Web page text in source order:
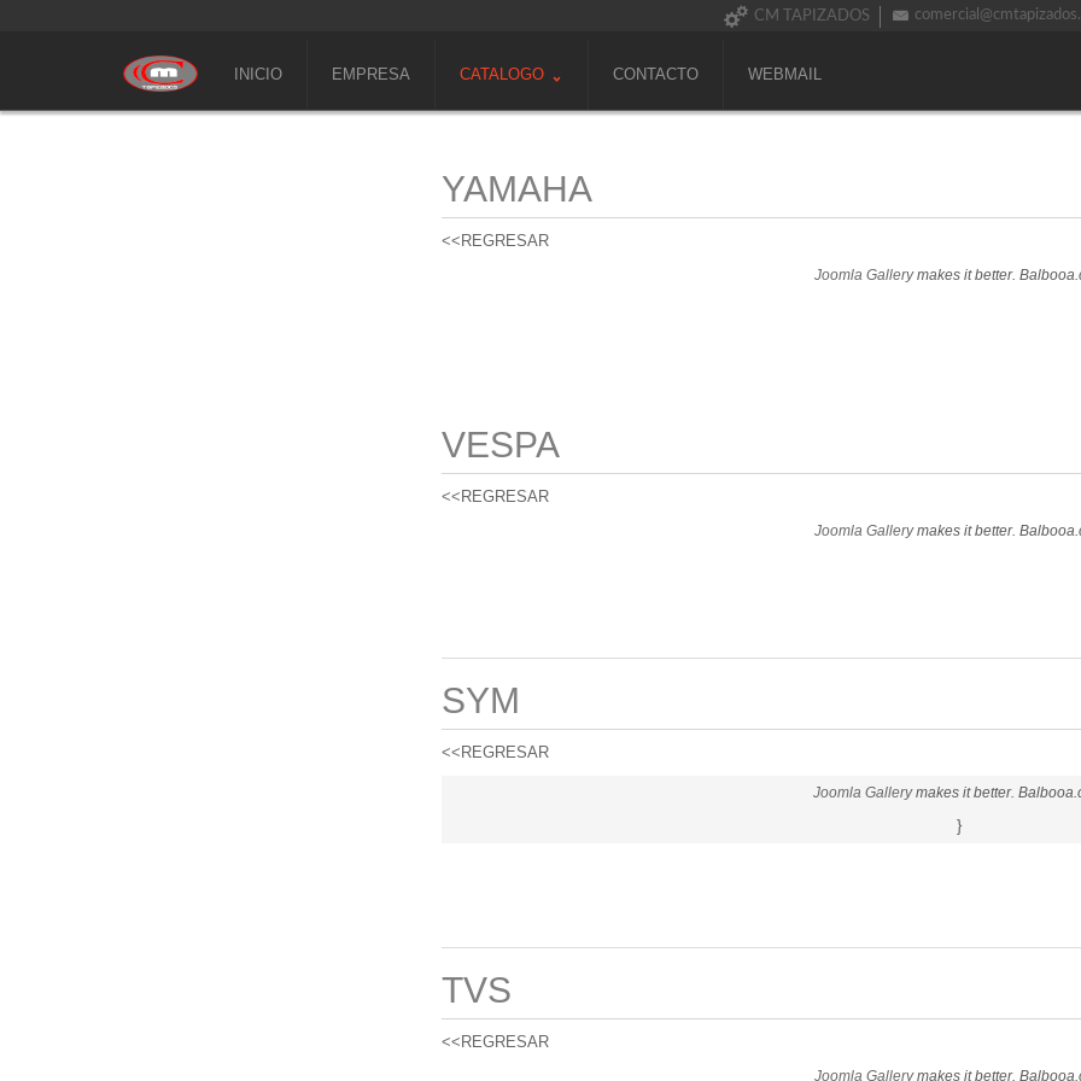
CM TAPIZADOS
INICIO EMPRESA CATALOGO CONTACTO WEBMAIL
YAMAHA
<<REGRESAR
Joomla Gallerymakes it better.
VESPA
<<REGRESAR
Joomla Gallerymakes it better.
SYM
<<REGRESAR
Joomla Gallerymakes it better.
}
TVS
<<REGRESAR
Joomla Gallerymakes it better.